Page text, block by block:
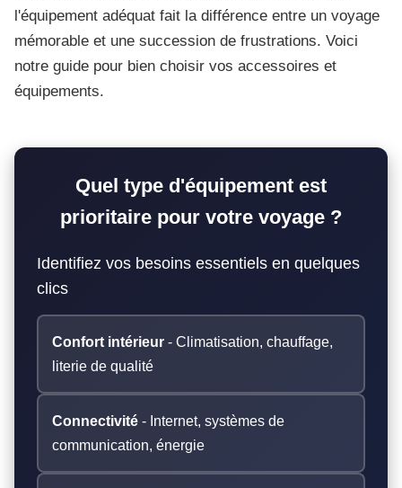
l'équipement adéquat fait la différence entre un voyage
mémorable et une succession de frustrations. Voici
notre guide pour bien choisir vos accessoires et
équipements.
Quel type d'équipement est
prioritaire pour votre voyage ?
Identifiez vos besoins essentiels en quelques
clics
Confort intérieur - Climatisation, chauffage,
literie de qualité
Connectivité - Internet, systèmes de
communication, énergie